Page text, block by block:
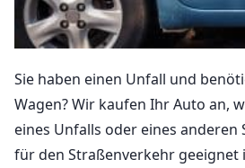
Sie haben einen Unfall und
Wagen? Wir kaufen Ihr Auto an,
eines Unfalls oder eines anderen
für den Straßenverkehr geeignet